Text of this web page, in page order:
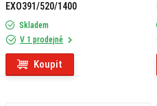
EXO391/520/1400
Skladem
V 1 prodejně
Koupit